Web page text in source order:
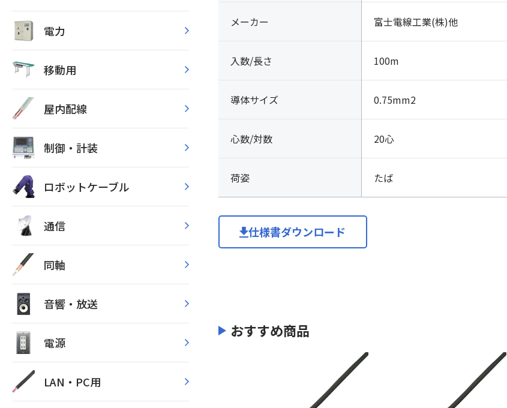
電力
移動用
屋内配線
制御・計装
ロボットケーブル
通信
同軸
音響・放送
電源
LAN・PC用
メーカー 富士電線工業(株)他
入数/長さ 100m
導体サイズ 0.75mm2
心数/対数 20心
荷姿 たば
仕様書ダウンロード
おすすめ商品